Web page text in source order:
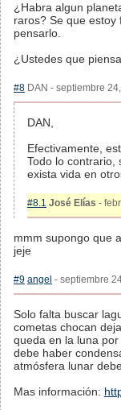
¿Habra algun
raros? Se que
pensarlo.
¿Ustedes que
#8 DAN - septiembre
DAN,
Efectivamente,
Todo lo contrario,
exista vida en
#8.1 José Elías -
mmm supongo que
jeje
#9 angel - septiembre
Solo falta buscar
cometas chocan
queda en la luna
debe haber
atmósfera lunar
Mas información: